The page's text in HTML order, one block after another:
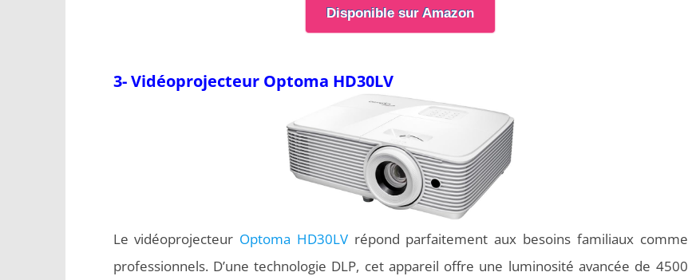
Disponible sur Amazon
3- Vidéoprojecteur Optoma HD30LV
Le vidéoprojecteur Optoma HD30LVrépond parfaitement aux besoins familiaux comme
professionnels. D’une technologie DLP, cet appareil offre une luminosité avancée de 4500